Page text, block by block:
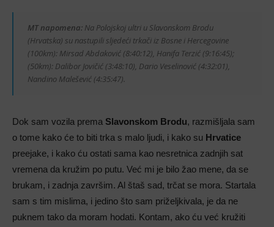
MT napomena: Na Polojskoj ultri u Slavonskom Brodu
(Hrvatska) su nastupili sljedeći trkači iz Bosne i Hercegovine
(100km): Mirsad Abdaković (8:40:12), Hanifa Terzić (9:16:45);
(50km): Dalibor Jovičić (3:48:10), Dario Veselinović (4:32:01),
Nandino Malešević (4:35:47).
Dok sam vozila prema Slavonskom Brodu, razmišljala sam
o tome kako će to biti trka s malo ljudi, i kako su Hrvatice
preejake, i kako ću ostati sama kao nesretnica zadnjih sat
vremena da kružim po putu. Već mi je bilo žao mene, da se
brukam, i zadnja završim. Al štaš sad, trčat se mora. Startala
sam s tim mislima, i jedino što sam priželjkivala, je da ne
puknem tako da moram hodati. Kontam, ako ću već kružiti